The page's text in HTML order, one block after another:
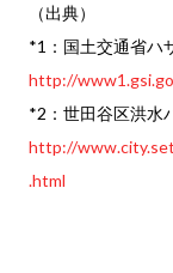
（出典）
*1：国土交通省ハ
http://
*2：世田谷区洪水
http://
.html